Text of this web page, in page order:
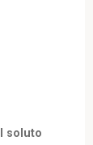
soluto